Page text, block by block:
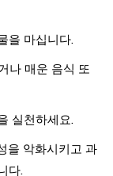
을 마십니다.
나 매운 음식 또
실천하세요.
을 악화시키고 과
다.